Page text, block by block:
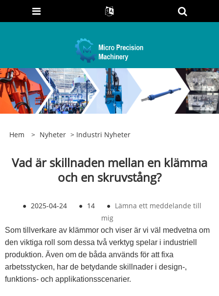
Hem > Nyheter > Industri Nyheter
Vad är skillnaden mellan en klämma
och en skruvstång?
● 2025-04-24 ● 14 ● Lämna ett meddelande till
mig
Som tillverkare av klämmor och viser är vi väl medvetna om
den viktiga roll som dessa två verktyg spelar i industriell
produktion. Även om de båda används för att fixa
arbetsstycken, har de betydande skillnader i design-,
funktions- och applikationsscenarier.